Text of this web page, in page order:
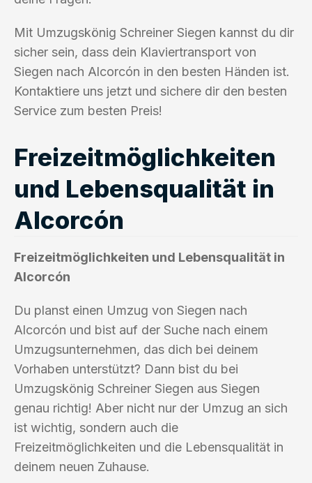
Mit Umzugskönig Schreiner Siegen kannst du dir
sicher sein, dass dein Klaviertransport von
Siegen nach Alcorcón in den besten Händen ist.
Kontaktiere uns jetzt und sichere dir den besten
Service zum besten Preis!
Freizeitmöglichkeiten
und Lebensqualität in
Alcorcón
Freizeitmöglichkeiten und Lebensqualität in
Alcorcón
Du planst einen Umzug von Siegen nach
Alcorcón und bist auf der Suche nach einem
Umzugsunternehmen, das dich bei deinem
Vorhaben unterstützt? Dann bist du bei
Umzugskönig Schreiner Siegen aus Siegen
genau richtig! Aber nicht nur der Umzug an sich
ist wichtig, sondern auch die
Freizeitmöglichkeiten und die Lebensqualität in
deinem neuen Zuhause.